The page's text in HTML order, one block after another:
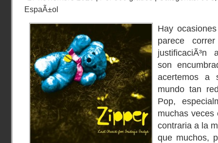
EspaÃ±ol
Hay
parece
justificaciÃ³n
son
acertemos a
mundo tan
Pop,
muchas veces
contraria a la
que muchos,